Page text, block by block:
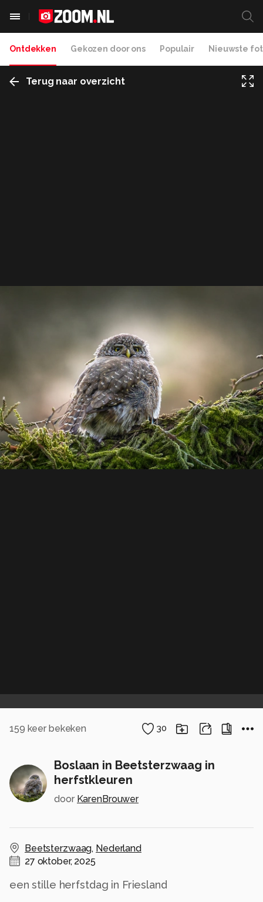
Ontdekken Gekozen door ons Populair Nieuwste
Terug naar overzicht
159 keer bekeken 30
Boslaan in Beetsterzwaag in
herfstkleuren
door KarenBrouwer
Beetsterzwaag, Nederland
27 oktober, 2025
een stille herfstdag in Friesland